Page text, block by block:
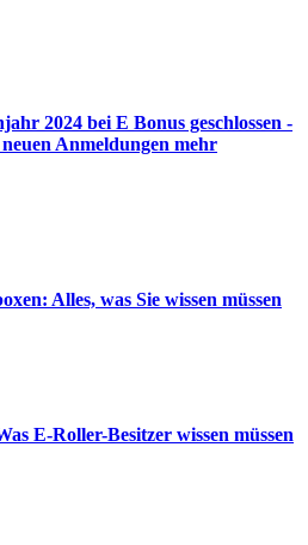
2024 bei E Bonus geschlossen -
Anmeldungen mehr
Alles, was Sie wissen müssen
E-Roller-Besitzer wissen müssen